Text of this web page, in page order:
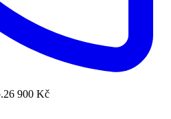
26 900 Kč